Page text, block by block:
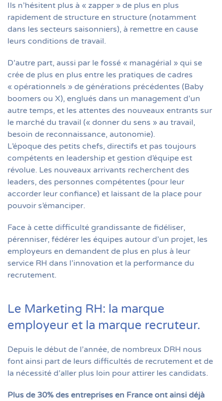
Ils n’hésitent plus à « zapper » de plus en plus
rapidement de structure en structure (notamment
dans les secteurs saisonniers), à remettre en cause
leurs conditions de travail.
D’autre part, aussi par le fossé « managérial » qui se
crée de plus en plus entre les pratiques de cadres
« opérationnels » de générations précédentes (Baby
boomers ou X), englués dans un management d’un
autre temps, et les attentes des nouveaux entrants sur
le marché du travail (« donner du sens » au travail,
besoin de reconnaissance, autonomie).
L’époque des petits chefs, directifs et pas toujours
compétents en leadership et gestion d’équipe est
révolue. Les nouveaux arrivants recherchent des
leaders, des personnes compétentes (pour leur
accorder leur confiance) et laissant de la place pour
pouvoir s’émanciper.
Face à cette difficulté grandissante de fidéliser,
pérenniser, fédérer les équipes autour d’un projet, les
employeurs en demandent de plus en plus à leur
service RH dans l’innovation et la performance du
recrutement.
Le Marketing RH: la marque
employeur et la marque recruteur.
Depuis le début de l’année, de nombreux DRH nous
font ainsi part de leurs difficultés de recrutement et de
la nécessité d’aller plus loin pour attirer les candidats.
Plus de 30% des entreprises en France ont ainsi déjà